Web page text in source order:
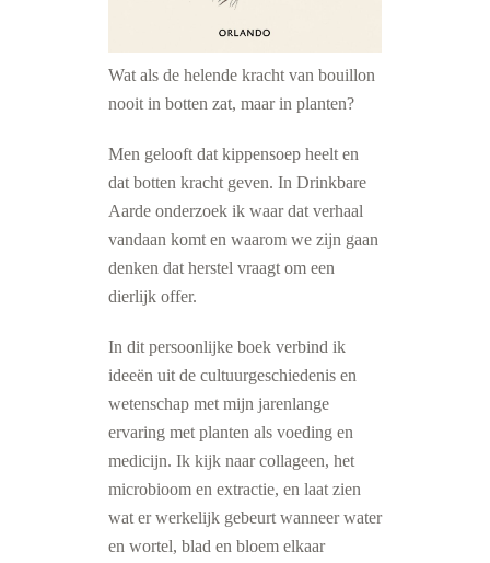
Wat als de helende kracht van bouillon
nooit in botten zat, maar in planten?
Men gelooft dat kippensoep heelt en
dat botten kracht geven. In Drinkbare
Aarde onderzoek ik waar dat verhaal
vandaan komt en waarom we zijn gaan
denken dat herstel vraagt om een
dierlijk offer.
In dit persoonlijke boek verbind ik
ideeën uit de cultuurgeschiedenis en
wetenschap met mijn jarenlange
ervaring met planten als voeding en
medicijn. Ik kijk naar collageen, het
microbioom en extractie, en laat zien
wat er werkelijk gebeurt wanneer water
en wortel, blad en bloem elkaar